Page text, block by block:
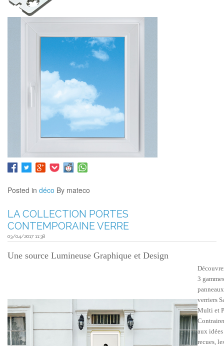
Posted in déco By mateco
LA COLLECTION PORTES
CONTEMPORAINE VERRE
03/04/2017 11:38
Une source Lumineuse Graphique et Design
3
panneaux
verriers
Multi et
aux idées
recues,